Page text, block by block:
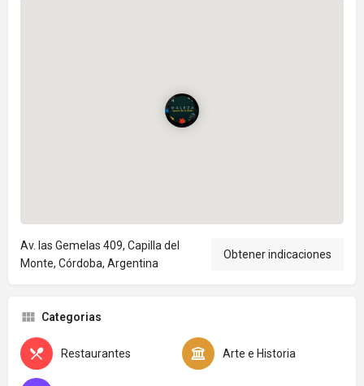
Av. las Gemelas 409, Capilla del
Monte, Córdoba, Argentina
Obtener indicaciones
Categorias
Restaurantes Arte e Historia